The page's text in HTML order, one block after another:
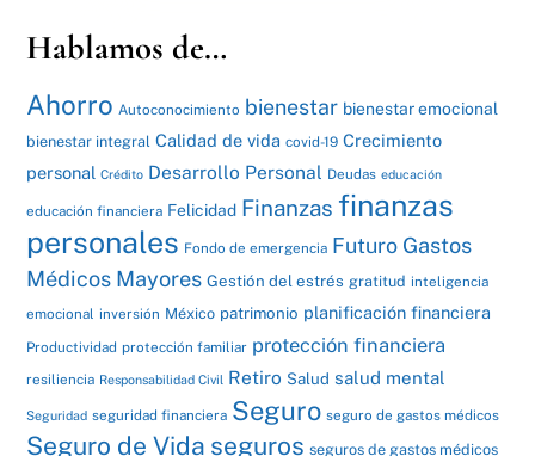
Hablamos de…
Ahorro Autoconocimiento bienestar bienestar emocional
bienestar integral Calidad de vida covid-19 Crecimiento
personal Crédito Desarrollo Personal Deudas educación
educación financiera Felicidad Finanzas finanzas
personales Fondo de emergencia Futuro Gastos
Médicos Mayores Gestión del estrés gratitud inteligencia
emocional inversión México patrimonio planificación financiera
Productividad protección familiar protección financiera
resiliencia Responsabilidad Civil Retiro Salud salud mental
Seguridad seguridad financiera Seguro seguro de gastos médicos
Seguro de Vida seguros seguros de gastos médicos